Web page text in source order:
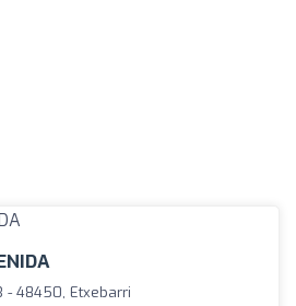
- 48450, Etxebarri